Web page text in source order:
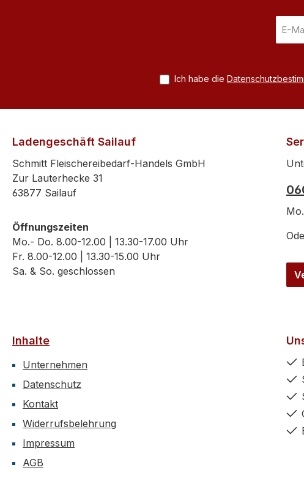
Mail-
Ich habe die
Ladengeschäft Sailauf
Schmitt Fleischereibedarf-Handels GmbH
Zur Lauterhecke 31
63877 Sailauf
Öffnungszeiten
Mo.- Do. 8.00-12.00 | 13.30-17.00 Uhr
Fr. 8.00-12.00 | 13.30-15.00 Uhr
Sa. & So. geschlossen
Inhalte
Unternehmen
Datenschutz
Kontakt
Widerrufsbelehrung
Impressum
AGB